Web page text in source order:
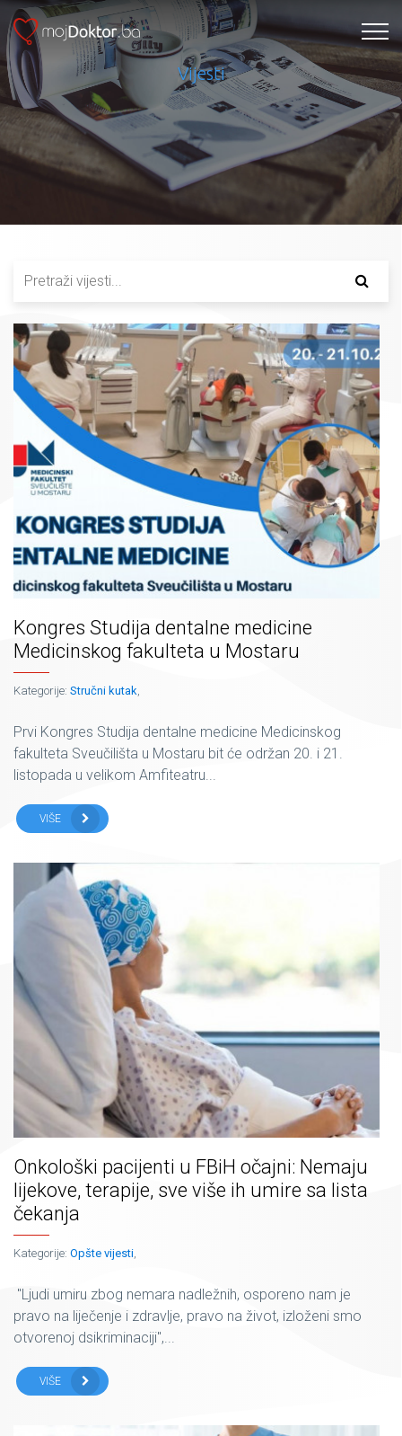
Vijesti
Kongres Studija dentalne medicine
Medicinskog fakulteta u Mostaru
Kategorije: Stručni kutak,
Prvi Kongres Studija dentalne medicine Medicinskog
fakulteta Sveučilišta u Mostaru bit će održan 20. i 21.
listopada u velikom Amfiteatru...
VIŠE
Onkološki pacijenti u FBiH očajni: Nemaju
lijekove, terapije, sve više ih umire sa lista
čekanja
Kategorije: Opšte vijesti,
"Ljudi umiru zbog nemara nadležnih, osporeno nam je
pravo na liječenje i zdravlje, pravo na život, izloženi smo
otvorenoj dsikriminaciji",...
VIŠE